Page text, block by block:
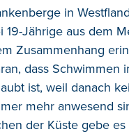
in
19-Jährige aus dem
Zusammenhang
dass Schwimmen
ist, weil danach
mehr anwesend
der Küste gebe